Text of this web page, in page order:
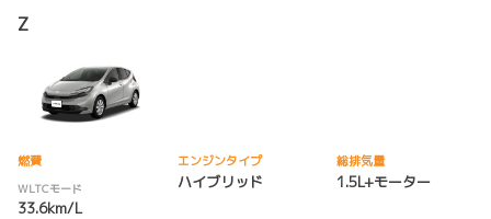
Z
燃費
WLTCモード
33.6km/L
エンジンタイプ
ハイブリッド
総排気量
1.5L+モーター